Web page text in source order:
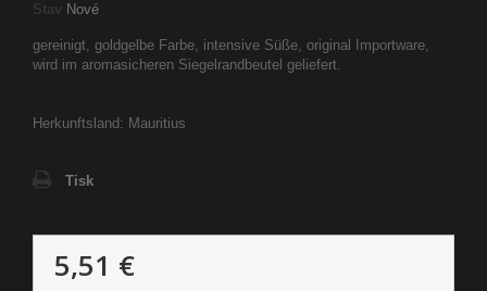
Stav Nové
gereinigt, goldgelbe Farbe, intensive Süße, original Importware,
wird im aromasicheren Siegelrandbeutel geliefert.
Herkunftsland: Mauritius
Tisk
5,51 €